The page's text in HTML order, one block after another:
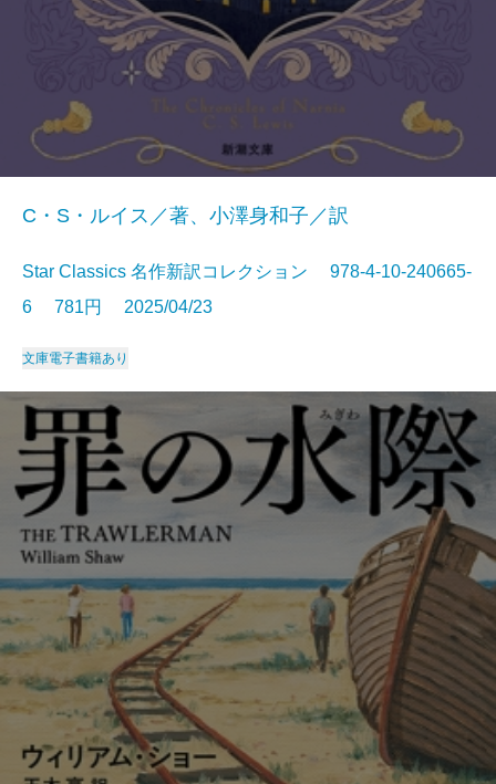
C・S・ルイス／著、小澤身和子／訳
Star Classics 名作新訳コレクション 978-4-10-240665-
6 781円 2025/04/23
文庫電子書籍あり